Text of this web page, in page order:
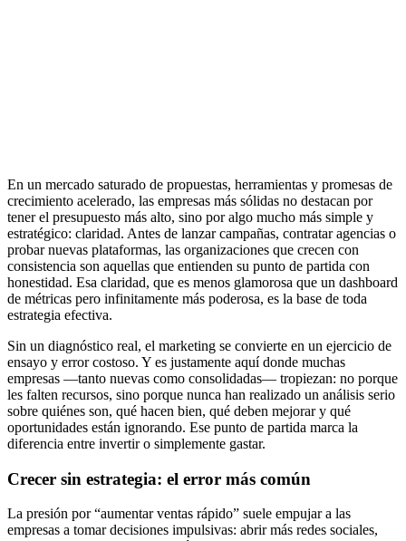
En un mercado saturado de propuestas, herramientas y promesas de
crecimiento acelerado, las empresas más sólidas no destacan por
tener el presupuesto más alto, sino por algo mucho más simple y
estratégico: claridad. Antes de lanzar campañas, contratar agencias o
probar nuevas plataformas, las organizaciones que crecen con
consistencia son aquellas que entienden su punto de partida con
honestidad. Esa claridad, que es menos glamorosa que un dashboard
de métricas pero infinitamente más poderosa, es la base de toda
estrategia efectiva.
Sin un diagnóstico real, el marketing se convierte en un ejercicio de
ensayo y error costoso. Y es justamente aquí donde muchas
empresas —tanto nuevas como consolidadas— tropiezan: no porque
les falten recursos, sino porque nunca han realizado un análisis serio
sobre quiénes son, qué hacen bien, qué deben mejorar y qué
oportunidades están ignorando. Ese punto de partida marca la
diferencia entre invertir o simplemente gastar.
Crecer sin estrategia: el error más común
La presión por “aumentar ventas rápido” suele empujar a las
empresas a tomar decisiones impulsivas: abrir más redes sociales,